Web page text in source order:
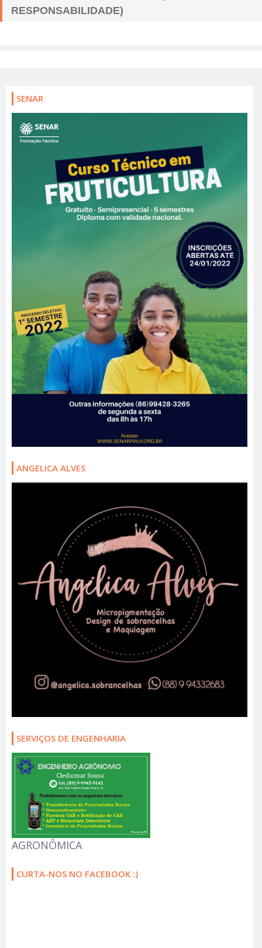
RESPONSABILIDADE)
SENAR
ANGELICA ALVES
SERVIÇOS DE ENGENHARIA
AGRONÔMICA
CURTA-NOS NO FACEBOOK :)